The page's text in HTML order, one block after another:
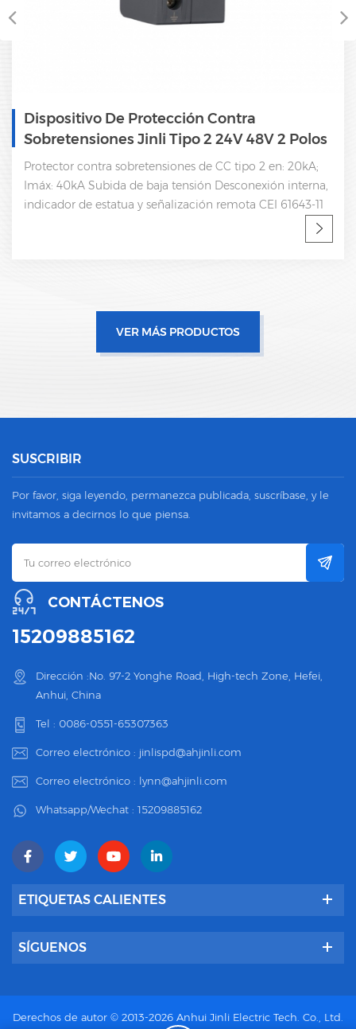
Dispositivo De Protección Contra
Sobretensiones Jinli Tipo 2 24V 48V 2 Polos
DC SPD
Protector contra sobretensiones de CC tipo 2 en: 20kA;
Imáx: 40kA Subida de baja tensión Desconexión interna,
indicador de estatua y señalización remota CEI 61643-11
VER MÁS PRODUCTOS
SUSCRIBIR
Por favor, siga leyendo, permanezca publicada, suscríbase, y le
invitamos a decirnos lo que piensa.
CONTÁCTENOS
15209885162
Dirección :No. 97-2 Yonghe Road, High-tech Zone, Hefei,
Anhui, China
Tel : 0086-0551-65307363
Correo electrónico : jinlispd@ahjinli.com
Correo electrónico : lynn@ahjinli.com
Whatsapp/Wechat : 15209885162
ETIQUETAS CALIENTES
SÍGUENOS
Derechos de autor © 2013-2026 Anhui Jinli Electric Tech. Co., Ltd.